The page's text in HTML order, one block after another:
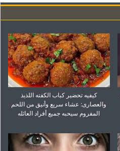
کیفیه تحضیر کباب الکفته اللذیذ
والعصاری: عشاء سریع وأنیق من اللحم
المفروم سیحبه جمیع أفراد العائله